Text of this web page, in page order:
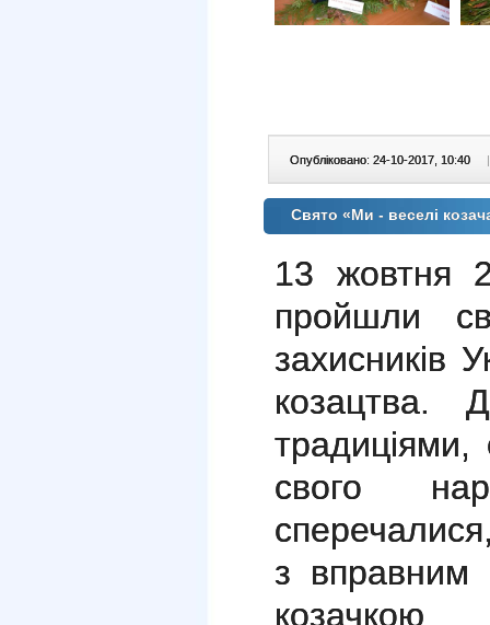
Опубліковано: 24-10-2017, 10:40 |
Свято «Ми - веселі
13
пройшли
захисників
козацтва.
свого
з вправним
козачкою